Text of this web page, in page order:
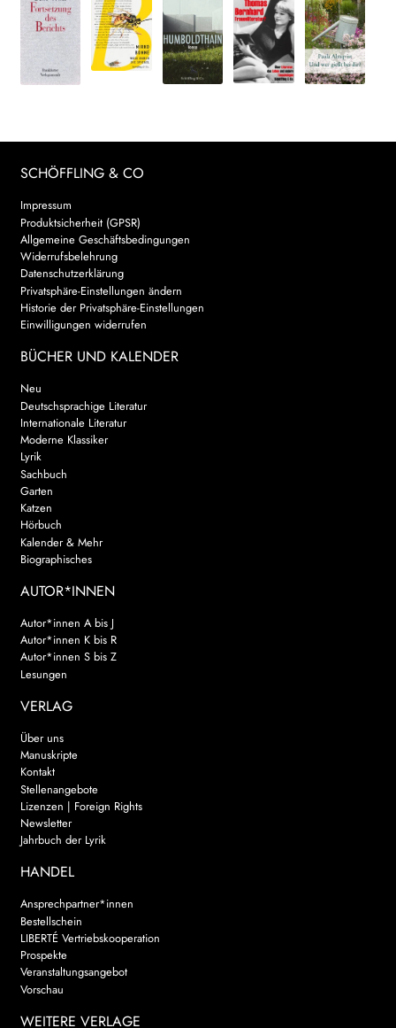
SCHÖFFLING & CO
Impressum
Produktsicherheit (GPSR)
Allgemeine Geschäftsbedingungen
Widerrufsbelehrung
Datenschutzerklärung
Privatsphäre-Einstellungen ändern
Historie der Privatsphäre-Einstellungen
Einwilligungen widerrufen
BÜCHER UND KALENDER
Neu
Deutschsprachige Literatur
Internationale Literatur
Moderne Klassiker
Lyrik
Sachbuch
Garten
Katzen
Hörbuch
Kalender & Mehr
Biographisches
AUTOR*INNEN
Autor*innen A bis J
Autor*innen K bis R
Autor*innen S bis Z
Lesungen
VERLAG
Über uns
Manuskripte
Kontakt
Stellenangebote
Lizenzen | Foreign Rights
Newsletter
Jahrbuch der Lyrik
HANDEL
Ansprechpartner*innen
Bestellschein
LIBERTÉ Vertriebskooperation
Prospekte
Veranstaltungsangebot
Vorschau
WEITERE VERLAGE